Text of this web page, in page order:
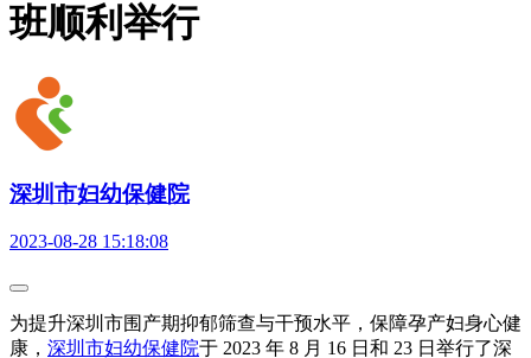
班顺利举行
深圳市妇幼保健院
2023-08-28 15:18:08
为提升深圳市围产期抑郁筛查与干预水平，保障孕产妇身心健
康， 深圳市妇幼保健院于 2023 年 8 月 16 日和 23 日举行了深